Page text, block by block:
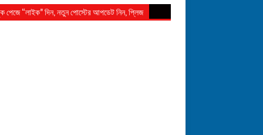
পেজে “লাইক” দিন, নতুন পোস্টের আপডেট নিন, প্লিজ